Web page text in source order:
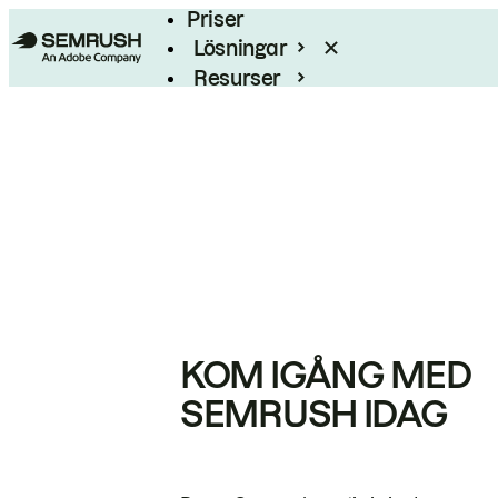
Priser
Lösningar
Resurser
KOM IGÅNG MED
SEMRUSH IDAG